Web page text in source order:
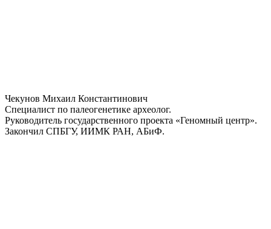
Чекунов Михаил Константинович
Специалист по палеогенетике археолог.
Руководитель государственного проекта «Геномный центр».
Закончил СПБГУ, ИИМК РАН, АБиФ.